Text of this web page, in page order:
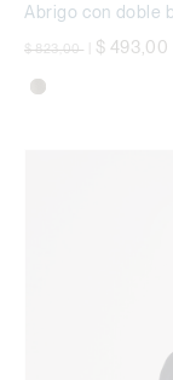
Abrigo con doble
precio rebajado desde
$ 823,00 $ 493,00